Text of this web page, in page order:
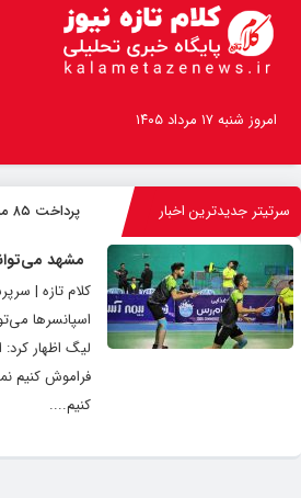
امروز شنبه ۱۷ مرداد ۱۴۰۵
سرتیتر جدیدترین اخبار پرداخت ۸۵ میلیارد ریال تسهیلات به عشایر چناران
مشهد
کلام تازه |
اسپانسرها
کنیم....